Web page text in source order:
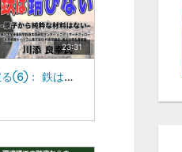
23:31
常識を破る⑥： 鉄は錆びない ー原子から純粋な材料はないー：東北大学未来科学技術共同研究センター／シニアリサーチフェロー 名誉教授ドットコム株式会社 代表取締役／東北大学 名誉教授：川添 良幸